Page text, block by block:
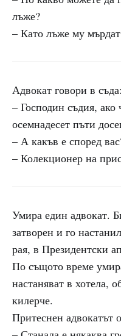
лъже?
– Като лъже му
Адвокат говори в съда:
– Господин съдия,
осемнадесет пъти
– А какъв е според
– Колекционер на
Умира един адвокат.
затворен и го
рая, в Президентски
По същото време
настаняват в хотела,
килерче.
Притеснен адвокатът